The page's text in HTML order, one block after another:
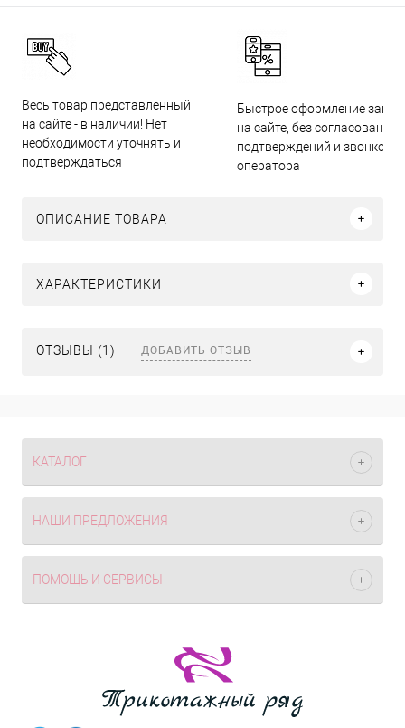
Весь товар представленный
на сайте - в наличии! Нет
необходимости уточнять и
подтверждаться
Быстрое оформление
на сайте, без согласований,
подтверждений и звонков
оператора
ОПИСАНИЕ ТОВАРА
ХАРАКТЕРИСТИКИ
ОТЗЫВЫ (1) ДОБАВИТЬ ОТЗЫВ
КАТАЛОГ
НАШИ ПРЕДЛОЖЕНИЯ
ПОМОЩЬ И СЕРВИСЫ